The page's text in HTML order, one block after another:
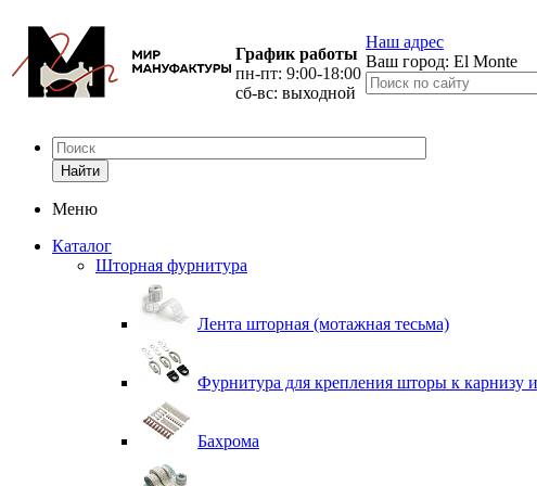
График работы
пн-пт: 9:00-18:00
сб-вс: выходной
Наш адрес
Ваш город: El Monte
Найти
Меню
Каталог
Шторная фурнитура
Лента шторная (мотажная тесьма)
Фурнитура для крепления шторы к карнизу
Бахрома